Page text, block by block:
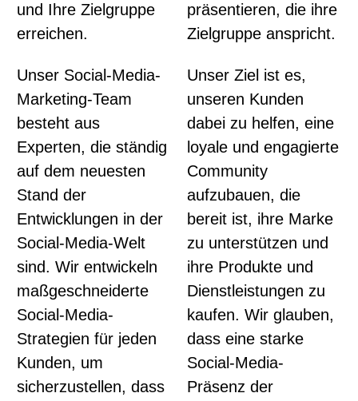
und Ihre Zielgruppe
erreichen.
Unser Social-Media-
Marketing-Team
besteht aus
Experten, die ständig
auf dem neuesten
Stand der
Entwicklungen in der
Social-Media-Welt
sind. Wir entwickeln
maßgeschneiderte
Social-Media-
Strategien für jeden
Kunden, um
sicherzustellen, dass
präsentieren, die ihre
Zielgruppe anspricht.
Unser Ziel ist es,
unseren Kunden
dabei zu helfen, eine
loyale und engagierte
Community
aufzubauen, die
bereit ist, ihre Marke
zu unterstützen und
ihre Produkte und
Dienstleistungen zu
kaufen. Wir glauben,
dass eine starke
Social-Media-
Präsenz der